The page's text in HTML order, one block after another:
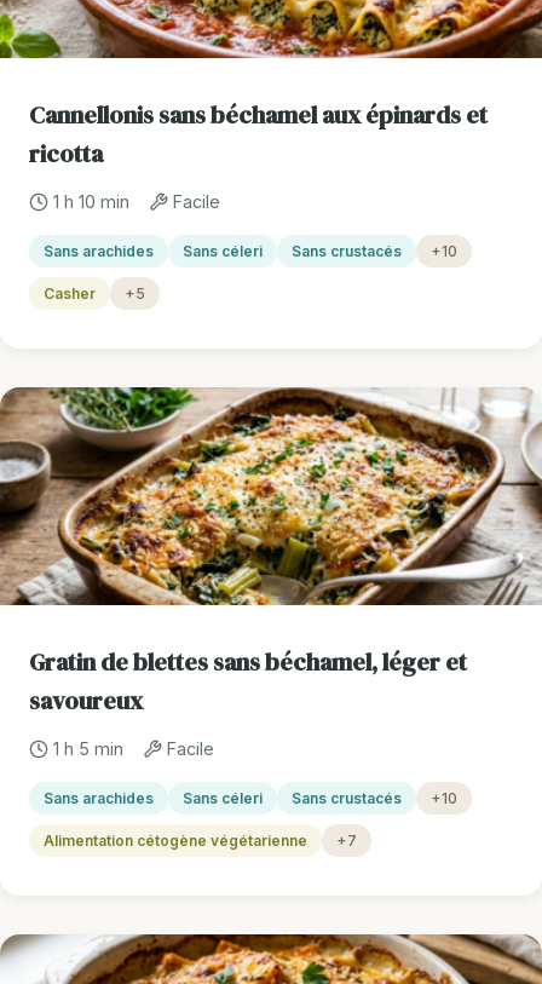
Cannellonis sans béchamel aux épinards et
ricotta
1 h 10 min Facile
Sans arachides Sans céleri Sans crustacés +10
Casher +5
Gratin de blettes sans béchamel, léger et
savoureux
1 h 5 min Facile
Sans arachides Sans céleri Sans crustacés +10
Alimentation cétogène végétarienne +7